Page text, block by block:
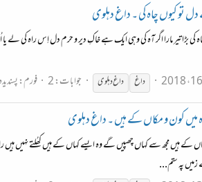
تو کیوں چاہ کی ۔ داغ دہلوی
بڑا تیر مارا اگر آہ کی وہی ایک ہے خاکِ دیر و حرم دل اِس راہ کی لے
داغ داغدہلوی جوابات: 2 فورم:
کون و مکاں کے ہیں ۔ داغ دہلوی
کے ہیں مجھ سے کہاں چھپیں گے وہ ایسے کہاں کے ہیں کھُلتے نہیں
پہ ستم...